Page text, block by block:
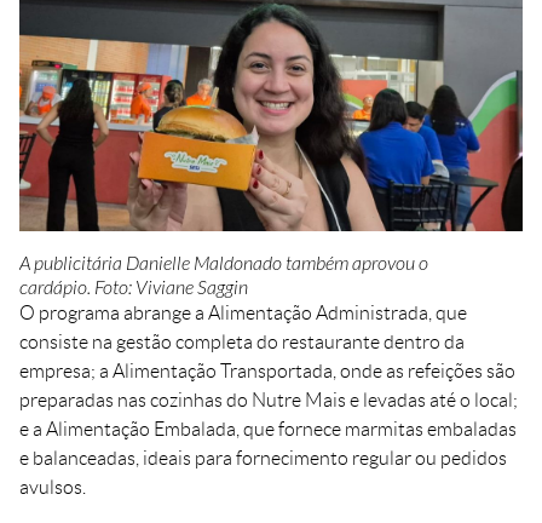
A publicitária Danielle Maldonado também aprovou o
cardápio. Foto: Viviane Saggin
O programa abrange a Alimentação Administrada, que
consiste na gestão completa do restaurante dentro da
empresa; a Alimentação Transportada, onde as refeições são
preparadas nas cozinhas do Nutre Mais e levadas até o local;
e a Alimentação Embalada, que fornece marmitas embaladas
e balanceadas, ideais para fornecimento regular ou pedidos
avulsos.